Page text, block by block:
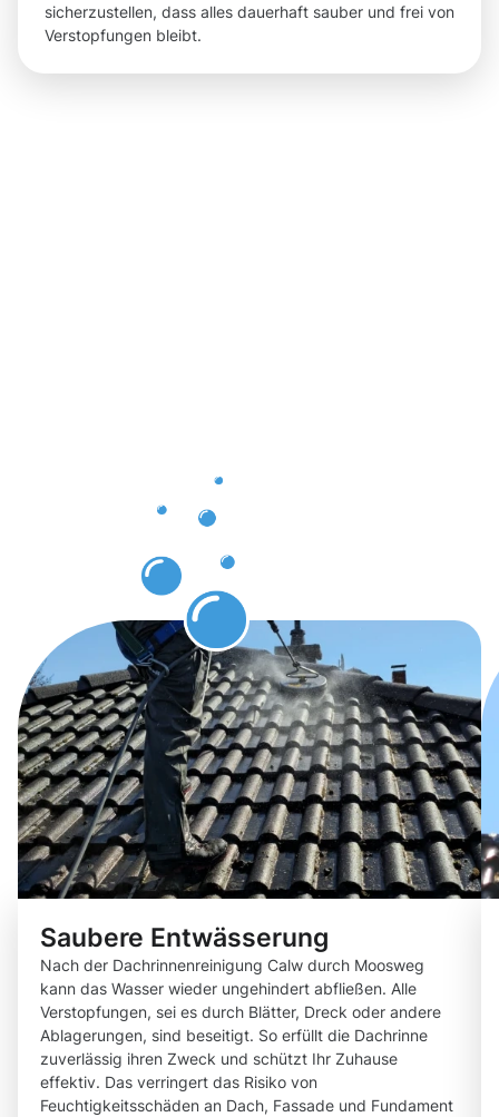
sicherzustellen, dass alles dauerhaft sauber und frei von
Verstopfungen bleibt.
Saubere Entwässerung
Nach der Dachrinnenreinigung Calw durch Moosweg
kann das Wasser wieder ungehindert abfließen. Alle
Verstopfungen, sei es durch Blätter, Dreck oder andere
Ablagerungen, sind beseitigt. So erfüllt die Dachrinne
zuverlässig ihren Zweck und schützt Ihr Zuhause
effektiv. Das verringert das Risiko von
Feuchtigkeitsschäden an Dach, Fassade und Fundament